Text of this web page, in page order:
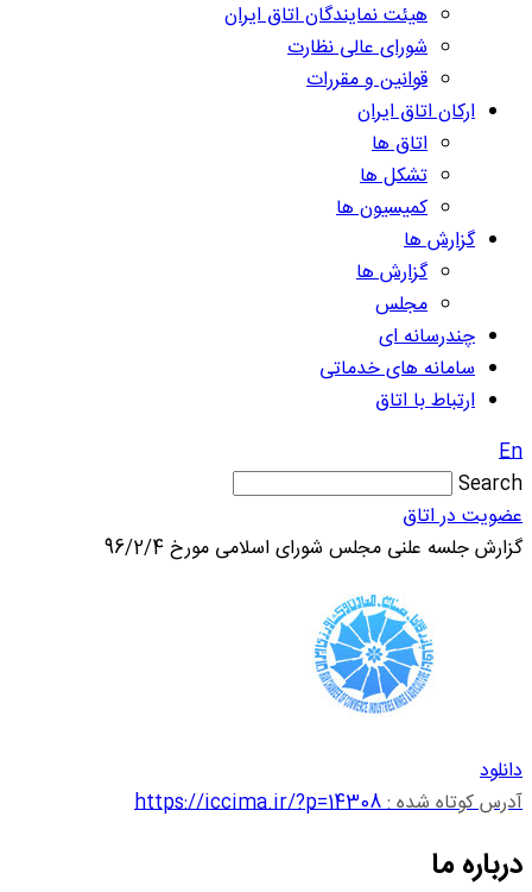
هیئت نمایندگان اتاق ایران
شورای عالی نظارت
قوانین و مقررات
ارکان اتاق ایران
اتاق ها
تشکل ها
کمیسیون ها
گزارش ها
گزارش ها
مجلس
چندرسانه ای
سامانه های خدماتی
ارتباط با اتاق
En
Search
عضویت در اتاق
گزارش جلسه علنی مجلس شورای اسلامی مورخ 96/2/4
دانلود
آدرس کوتاه شده :https://iccima.ir/?p=14308
درباره ما